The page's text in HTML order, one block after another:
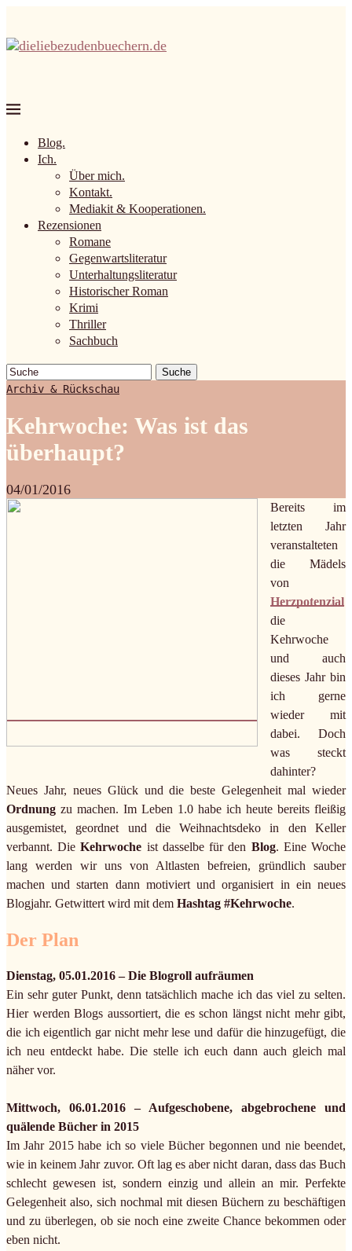
Blog.
Ich.
Über mich.
Kontakt.
Mediakit & Kooperationen.
Rezensionen
Romane
Gegenwartsliteratur
Unterhaltungsliteratur
Historischer Roman
Krimi
Thriller
Sachbuch
Suche
Archiv & Rückschau
Kehrwoche: Was ist das
überhaupt?
04/01/2016
Bereits im
letzten Jahr
veranstalteten
die Mädels
von
Herzpotenzial
die
Kehrwoche
und auch
dieses Jahr bin
ich gerne
wieder mit
dabei. Doch
was steckt
dahinter?
Neues Jahr, neues Glück und die beste Gelegenheit mal wieder
Ordnung zu machen. Im Leben 1.0 habe ich heute bereits fleißig
ausgemistet, geordnet und die Weihnachtsdeko in den Keller
verbannt. DieKehrwoche ist dasselbe für den Blog. Eine Woche
lang werden wir uns von Altlasten befreien, gründlich sauber
machen und starten dann motiviert und organisiert in ein neues
Blogjahr. Getwittert wird mit dem Hashtag #Kehrwoche.
Der Plan
Dienstag, 05.01.2016 – Die Blogroll aufräumen
Ein sehr guter Punkt, denn tatsächlich mache ich das viel zu selten.
Hier werden Blogs aussortiert, die es schon längst nicht mehr gibt,
die ich eigentlich gar nicht mehr lese und dafür die hinzugefügt, die
ich neu entdeckt habe. Die stelle ich euch dann auch gleich mal
näher vor.
Mittwoch, 06.01.2016 – Aufgeschobene, abgebrochene und
quälende Bücher in 2015
Im Jahr 2015 habe ich so viele Bücher begonnen und nie beendet,
wie in keinem Jahr zuvor. Oft lag es aber nicht daran, dass das Buch
schlecht gewesen ist, sondern einzig und allein an mir. Perfekte
Gelegenheit also, sich nochmal mit diesen Büchern zu beschäftigen
und zu überlegen, ob sie noch eine zweite Chance bekommen oder
eben nicht.